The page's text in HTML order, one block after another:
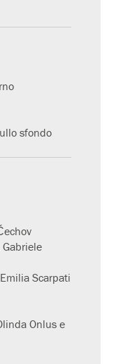
sfondo
Scarpati
Onlus e